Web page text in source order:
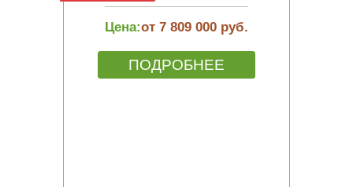
Цена:от 7 809 000 руб.
ПОДРОБНЕЕ